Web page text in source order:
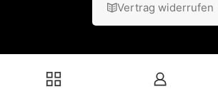
Vertrag widerrufen